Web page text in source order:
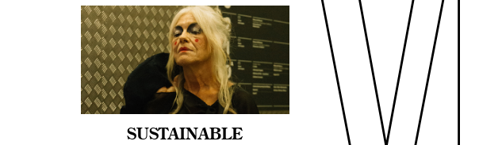
SUSTAINABLE